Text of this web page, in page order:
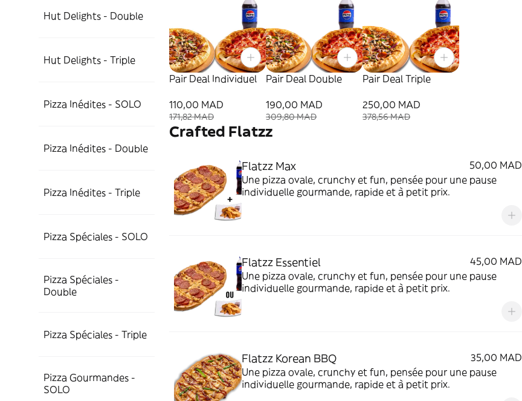
Hut Delights - Double
Hut Delights - Triple
Pizza Inédites - SOLO
Pizza Inédites - Double
Pizza Inédites - Triple
Pizza Spéciales - SOLO
Pizza Spéciales -
Double
Pizza Spéciales - Triple
Pizza Gourmandes -
SOLO
Pair Deal Individuel
110,00 MAD
171,82 MAD
Pair Deal Double
190,00 MAD
309,80 MAD
Pair Deal Triple
250,00 MAD
378,56 MAD
Crafted Flatzz
Flatzz Max
50,00 MAD
Une pizza ovale, crunchy et fun, pensée pour une pause
individuelle gourmande, rapide et à petit prix.
Flatzz Essentiel
45,00 MAD
Une pizza ovale, crunchy et fun, pensée pour une pause
individuelle gourmande, rapide et à petit prix.
Flatzz Korean BBQ
35,00 MAD
Une pizza ovale, crunchy et fun, pensée pour une pause
individuelle gourmande, rapide et à petit prix.